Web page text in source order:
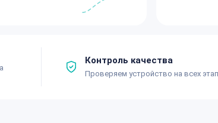
Контроль качества
Проверяем устройство на всех